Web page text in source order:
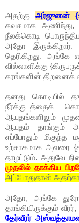
அதற்குஅர்ஜுனன்
கவசமாக அணிந்து,
நீலக்கொடி
அதோ இருக்கிறார்.
தெரிகிறது.
வில்லாளிக்கு
கரங்களின் திறனைக்
தனது கொடியில்
நீர்க்குடத்தைக்
ஆயுதங்களிலும்
ஆயுதம் தாங்கும்
எப்போதும் மிகுந்த
உற்சாகமாக அவரை
தாழட்டும். அதுவே
முதலில் தாக்கிய
அப்போதுதான்
அதோ, அங்கே
தாங்கியிருக்கும்
தேர்வீரர்